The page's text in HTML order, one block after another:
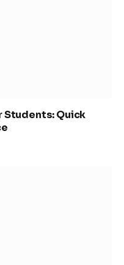
Students: Quick